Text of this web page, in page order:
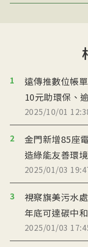
1
遠傳推數位帳
10元助環保、
2025/10/01
2
金門新增85座
造綠能友善環境
2025/01/03
3
視察旗美污水處理廠
年底可達碳中
2025/01/03